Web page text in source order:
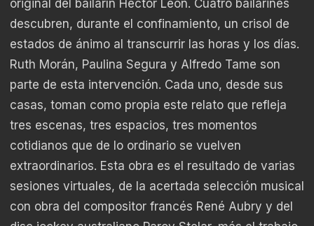
original del bailarín Héctor León. Cuatro bailarines
descubren, durante el confinamiento, un crisol de
estados de ánimo al transcurrir las horas y los días.
Ruth Morán, Paulina Segura y Alfredo Tame son
parte de esta intervención. Cada uno, desde sus
casas, toman como propia este relato que refleja
tres escenas, tres espacios, tres momentos
cotidianos que de lo ordinario se vuelven
extraordinarios. Esta obra es el resultado de varias
sesiones virtuales, de la acertada selección musical
con obra del compositor francés René Aubry y del